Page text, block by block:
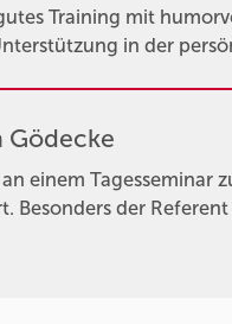
Training mit
in der
Gödecke
einem Tagesseminar
Besonders der